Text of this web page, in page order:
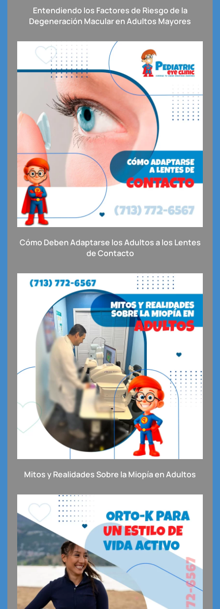
Entendiendo los Factores de Riesgo de la
Degeneración Macular en Adultos Mayores
Cómo Deben Adaptarse los Adultos a los Lentes
de Contacto
Mitos y Realidades Sobre la Miopía en Adultos